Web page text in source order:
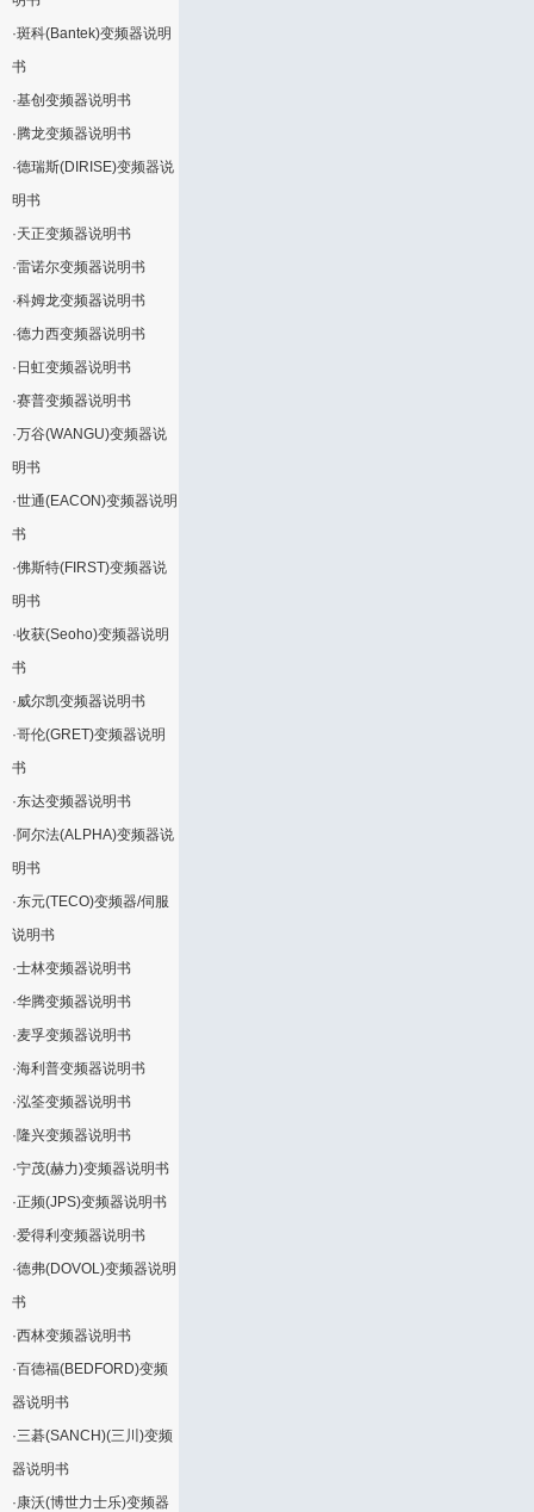
·斑科(Bantek)变频器说明
书
·基创变频器说明书
·腾龙变频器说明书
·德瑞斯(DIRISE)变频器说
明书
·天正变频器说明书
·雷诺尔变频器说明书
·科姆龙变频器说明书
·德力西变频器说明书
· 日虹变频器说明书
·赛普变频器说明书
·万谷(WANGU)变频器说
明书
·世通(EACON)变频器说明
书
·佛斯特(FIRST)变频器说
明书
·收获(Seoho)变频器说明
书
·威尔凯变频器说明书
·哥伦(GRET)变频器说明
书
·东达变频器说明书
·阿尔法(ALPHA)变频器说
明书
·东元(TECO)变频器/伺服
说明书
·士林变频器说明书
·华腾变频器说明书
·麦孚变频器说明书
·海利普变频器说明书
·泓筌变频器说明书
·隆兴变频器说明书
·宁茂(赫力)变频器说明书
·正频(JPS)变频器说明书
·爱得利变频器说明书
·德弗(DOVOL)变频器说明
书
·西林变频器说明书
·百德福(BEDFORD)变频
器说明书
·三碁(SANCH)(三川)变频
器说明书
·康沃(博世力士乐)变频器